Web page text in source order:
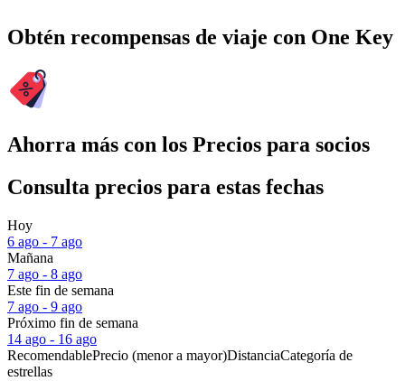
Obtén recompensas de viaje con One Key
Ahorra más con los Precios para socios
Consulta precios para estas fechas
Hoy
6 ago - 7 ago
Mañana
7 ago - 8 ago
Este fin de semana
7 ago - 9 ago
Próximo fin de semana
14 ago - 16 ago
RecomendablePrecio (menor a mayor)DistanciaCategoría de
estrellas